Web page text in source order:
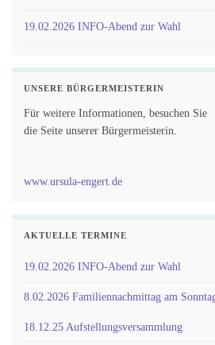
19.02.2026 INFO-Abend zur Wahl
UNSERE BÜRGERMEISTERIN
Für weitere Informationen, besuchen Sie
die Seite unserer Bürgermeisterin.
www.ursula-engert.de
AKTUELLE TERMINE
19.02.2026 INFO-Abend zur Wahl
8.02.2026 Familiennachmittag am
18.12.25 Aufstellungsversammlung